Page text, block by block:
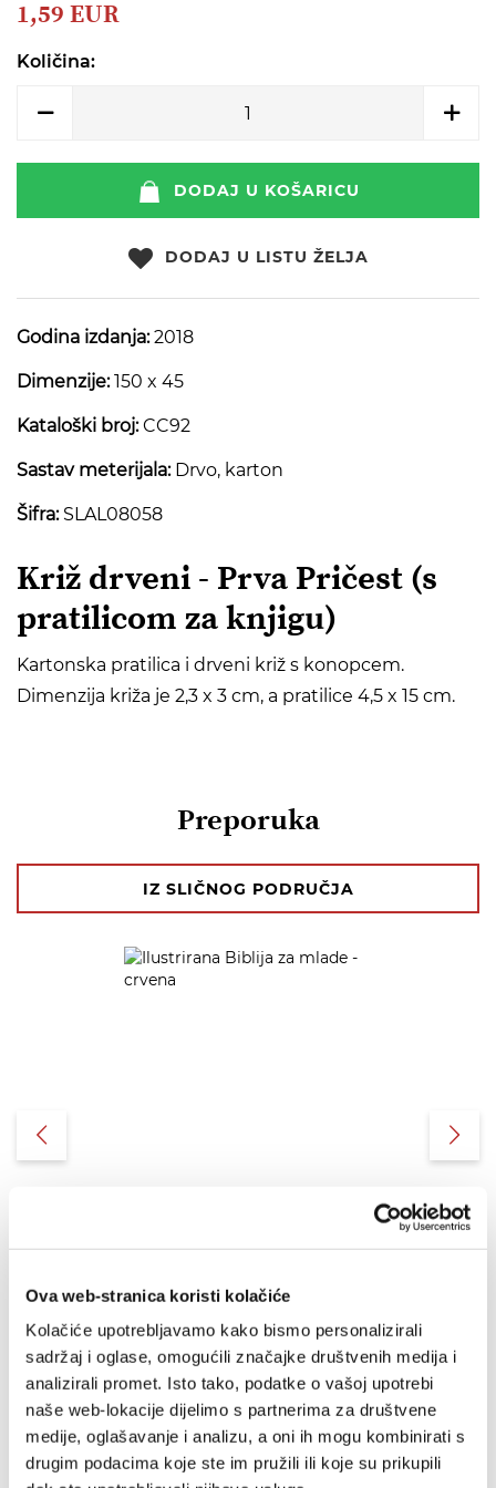
Ova web-stranica koristi kolačiće
Kolačiće upotrebljavamo kako bismo personalizirali
sadržaj i oglase, omogućili značajke društvenih medija i
analizirali promet. Isto tako, podatke o vašoj upotrebi
naše web-lokacije dijelimo s partnerima za društvene
medije, oglašavanje i analizu, a oni ih mogu kombinirati s
drugim podacima koje ste im pružili ili koje su prikupili
of
images
1,59 EUR
Količina:
DODAJ U KOŠARICU
DODAJ U LISTU ŽELJA
Godina izdanja:2018
Dimenzije:150 x 45
Kataloški broj:CC92
Sastav meterijala:Drvo, karton
Šifra:SLAL08058
Križ drveni - Prva Pričest (s
pratilicom za knjigu)
Kartonska pratilica i drveni križ s konopcem.
Dimenzija križa je 2,3 x 3 cm, a pratilice 4,5 x 15 cm.
Preporuka
IZ SLIČNOG PODRUČJA
Ilustrirana Biblija za
mlade - crvena